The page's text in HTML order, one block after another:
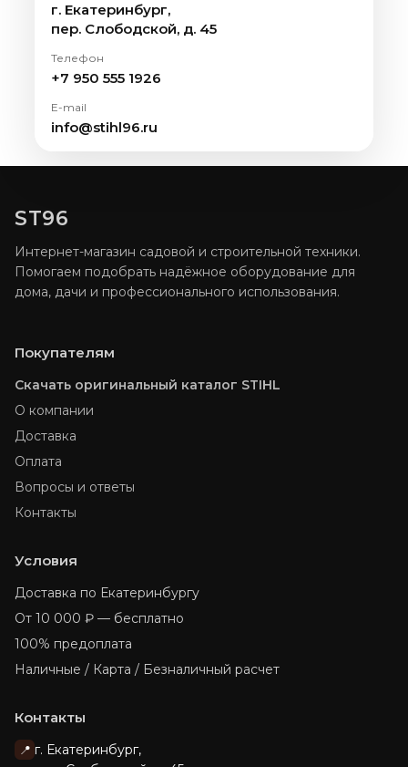
г. Екатеринбург,
пер. Слободской, д. 45
Телефон
+7 950 555 1926
E-mail
info@stihl96.ru
ST96
Интернет-магазин садовой и строительной техники.
Помогаем подобрать надёжное оборудование для
дома, дачи и профессионального использования.
Покупателям
Скачать оригинальный каталог STIHL
О компании
Доставка
Оплата
Вопросы и ответы
Контакты
Условия
Доставка по Екатеринбургу
От 10 000 ₽ — бесплатно
100% предоплата
Наличные / Карта / Безналичный расчет
Контакты
📍 г. Екатеринбург,